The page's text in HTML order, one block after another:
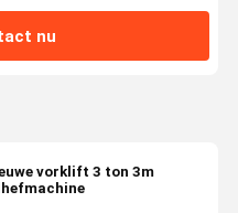
nu
vorklift 3 ton 3m